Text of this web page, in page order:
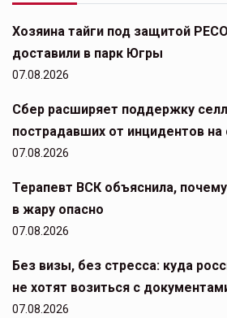
Хозяина тайги под защитой
доставили в парк Югры
07.08.2026
Сбер расширяет поддержку
пострадавших от инцидентов на
07.08.2026
Терапевт ВСК объяснила,
в жару опасно
07.08.2026
Без визы, без стресса: куда
не хотят возиться с
07.08.2026